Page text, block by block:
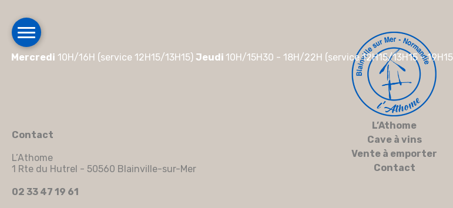
Mercredi 10H/16H (service 12H15/13H15) Jeudi 10H/15H30 - 18H/22H (service 12H15/13H15 -
Contact
L’Athome
1 Rte du Hutrel - 50560 Blainville-sur-Mer
02 33 47 19 61
L’Athome
Cave à vins
Vente à emporter
Contact